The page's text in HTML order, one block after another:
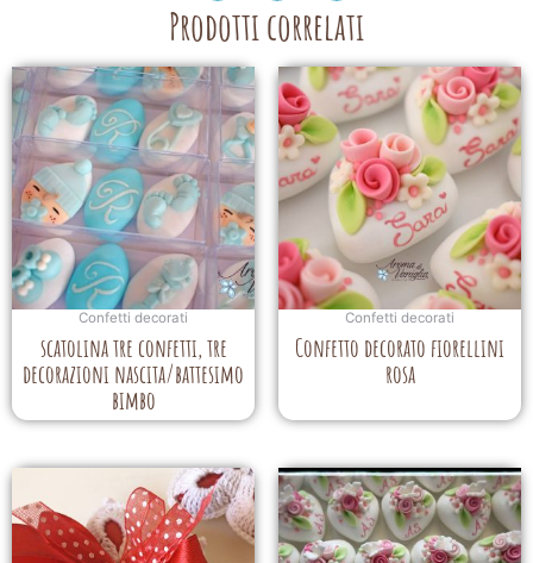
Prodotti correlati
Confetti decorati
scatolina tre confetti, tre
decorazioni nascita/battesimo
bimbo
Confetti decorati
Confetto decorato fiorellini
rosa